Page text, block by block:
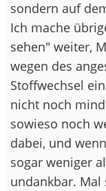
sondern auf
Ich mache
sehen" weiter,
wegen des
Stoffwechsel
nicht noch
sowieso noch
dabei, und
sogar weniger
undankbar. Mal